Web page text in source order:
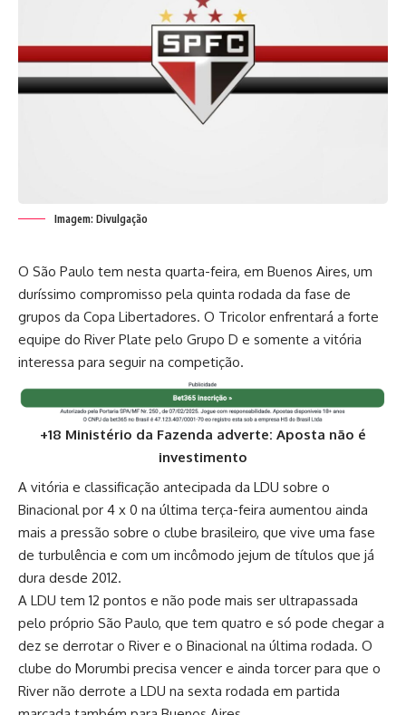
Imagem: Divulgação
O São Paulo tem nesta quarta-feira, em Buenos Aires, um
duríssimo compromisso pela quinta rodada da fase de
grupos da Copa Libertadores. O Tricolor enfrentará a forte
equipe do River Plate pelo Grupo D e somente a vitória
interessa para seguir na competição.
+18 Ministério da Fazenda adverte: Aposta não é
investimento
A vitória e classificação antecipada da LDU sobre o
Binacional por 4 x 0 na última terça-feira aumentou ainda
mais a pressão sobre o clube brasileiro, que vive uma fase
de turbulência e com um incômodo jejum de títulos que já
dura desde 2012.
A LDU tem 12 pontos e não pode mais ser ultrapassada
pelo próprio São Paulo, que tem quatro e só pode chegar a
dez se derrotar o River e o Binacional na última rodada. O
clube do Morumbi precisa vencer e ainda torcer para que o
River não derrote a LDU na sexta rodada em partida